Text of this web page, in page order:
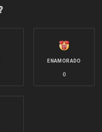
ENAMORADO
0